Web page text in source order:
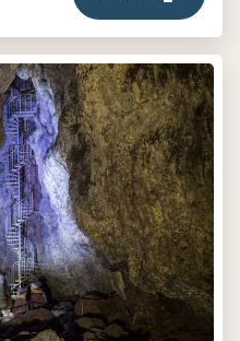
grot
oude lava grot. Een